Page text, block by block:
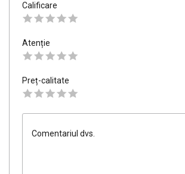
Calificare
Atenție
Preț-calitate